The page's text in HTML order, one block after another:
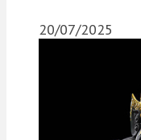
20/07/2025